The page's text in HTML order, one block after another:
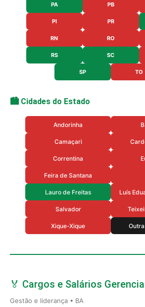
PA PB
PI PR
RN RO
RS SC
SP TO
🏙️ Cidades do Estado
Andorinha
Camaçari
Correntina
Feira de Santana
Lauro de Freitas Luís
Salvador
Xique-Xique
🏅 Cargos e Salários
Gestão e liderança • BA